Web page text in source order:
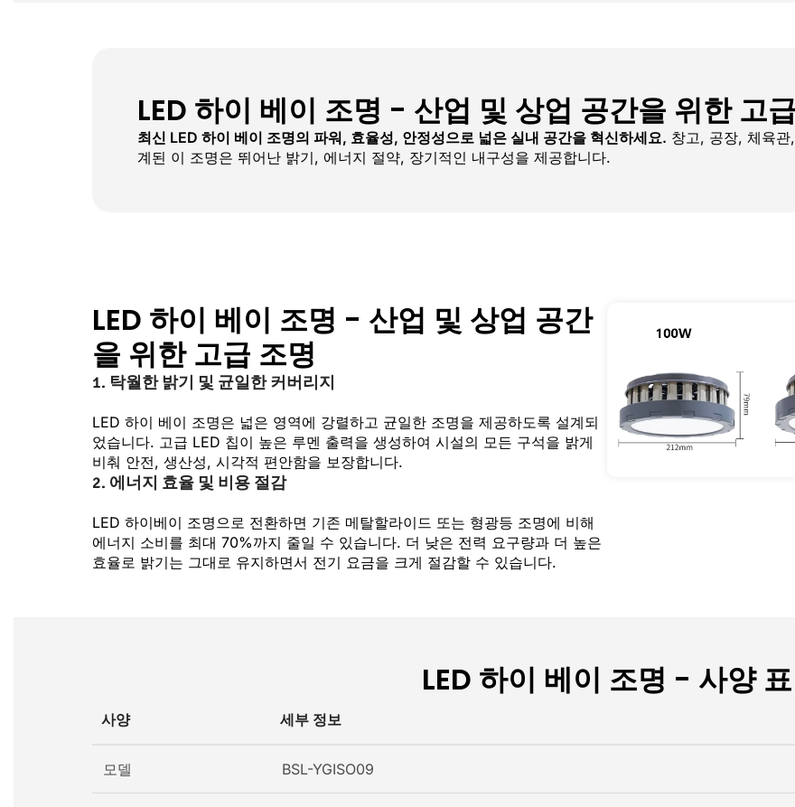
LED 하이 베이 조명 - 산업 및 상업 공간을 위한 고
최신 LED 하이 베이 조명의 파워, 효율성, 안정성으로 넓은 실내 공간을 혁신하세요. 창고, 공장, 체육
계된 이 조명은 뛰어난 밝기, 에너지 절약, 장기적인 내구성을 제공합니다.
LED 하이 베이 조명 - 산업 및 상업 공간
을 위한 고급 조명
1. 탁월한 밝기 및 균일한 커버리지
LED 하이 베이 조명은 넓은 영역에 강렬하고 균일한 조명을 제공하도록 설계되
었습니다. 고급 LED 칩이 높은 루멘 출력을 생성하여 시설의 모든 구석을 밝게
비춰 안전, 생산성, 시각적 편안함을 보장합니다.
2. 에너지 효율 및 비용 절감
LED 하이베이 조명으로 전환하면 기존 메탈할라이드 또는 형광등 조명에 비해
에너지 소비를 최대 70%까지 줄일 수 있습니다. 더 낮은 전력 요구량과 더 높은
효율로 밝기는 그대로 유지하면서 전기 요금을 크게 절감할 수 있습니다.
LED 하이 베이 조명 - 사양 표
사양 세부 정보
모델 BSL-YGISO09